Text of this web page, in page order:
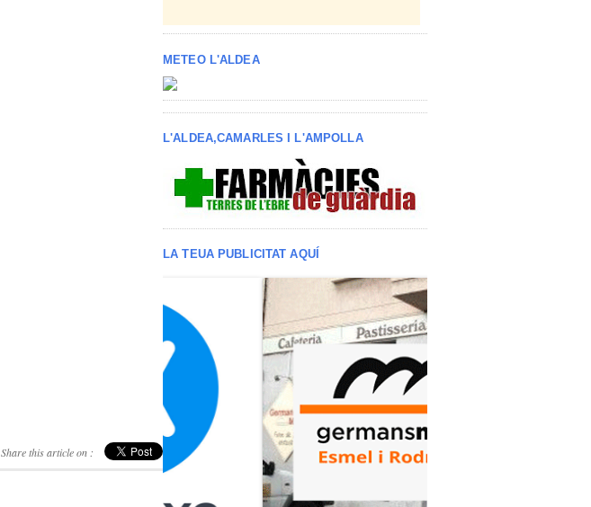
Share this article on :
METEO L'ALDEA
L'ALDEA,CAMARLES I L'AMPOLLA
LA TEUA PUBLICITAT AQUÍ